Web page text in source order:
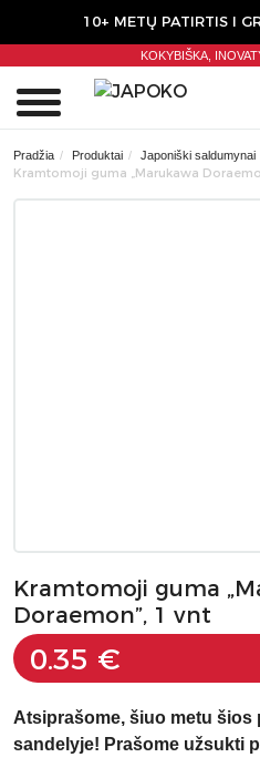
10+ METŲ PATIRTIS I
KOKYBIŠKA,
Pradžia Produktai Japoniški saldumynai
Kramtomoji guma „Marukawa
Kramtomoji guma
Doraemon”, 1 vnt
0.35 €
Atsiprašome, šiuo metu šios
sandelyje! Prašome užsukti